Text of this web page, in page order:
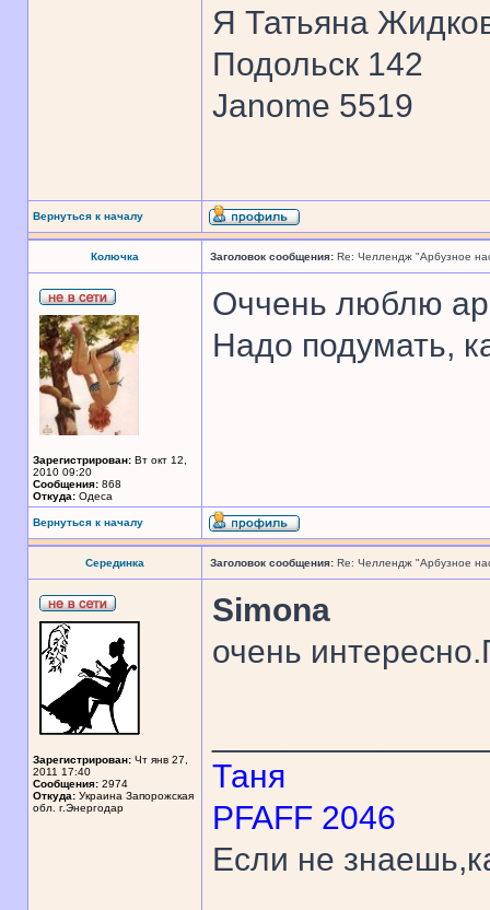
Я Татьяна
Подольск 142
Janome 5519
Вернуться к началу
Колючка Заголовок сообщения: Re: Челлендж "Арбузное
Зарегистрирован: Вт окт 12,
2010 09:20
Сообщения: 868
Откуда: Одеса
Оччень люблю
Надо подумать,
Вернуться к началу
Серединка Заголовок сообщения: Re: Челлендж "Арбузное
Зарегистрирован: Чт янв 27,
2011 17:40
Сообщения: 2974
Откуда: Украина Запорожская
обл. г.Энергодар
Simona
очень
Таня
PFAFF 2046
Если не